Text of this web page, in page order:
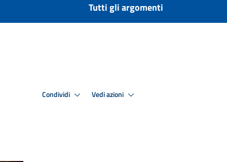
Tutti gli argomenti
Condividi Vedi azioni